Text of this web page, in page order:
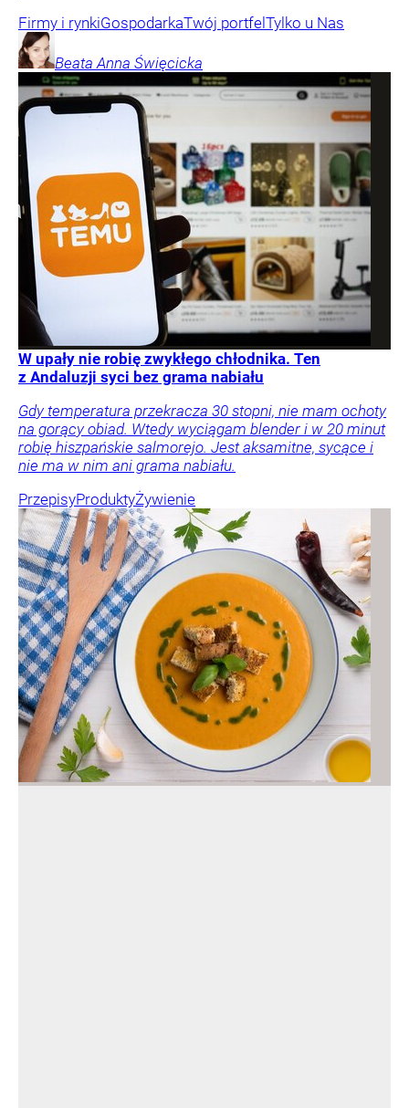
Firmy i rynkiGospodarkaTwój portfel Tylko u Nas
Beata Anna Święcicka
W upały nie robię zwykłego chłodnika. Ten
z Andaluzji syci bez grama nabiału
Gdy temperatura przekracza 30 stopni, nie mam ochoty
na gorący obiad. Wtedy wyciągam blender i w 20 minut
robię hiszpańskie salmorejo. Jest aksamitne, sycące i
nie ma w nim ani grama nabiału.
PrzepisyProduktyŻywienie